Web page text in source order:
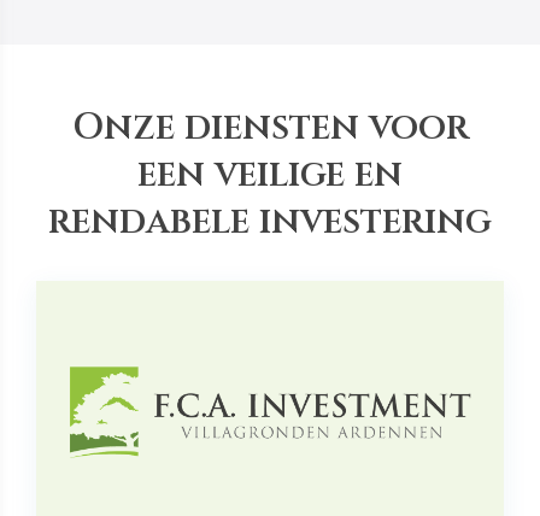
Onze diensten voor
een veilige en
rendabele investering